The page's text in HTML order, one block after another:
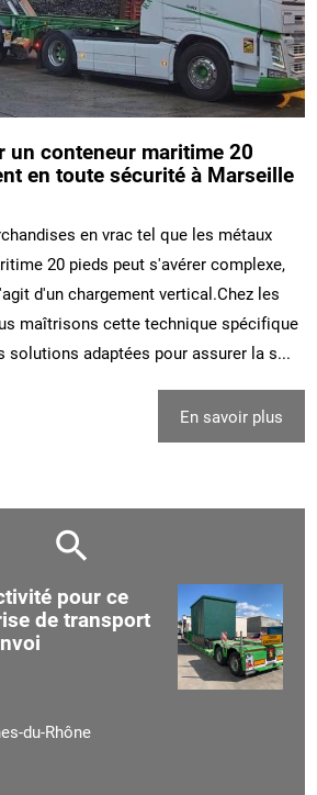
un conteneur maritime 20
en toute sécurité à Marseille
en vrac tel que les métaux
20 pieds peut s'avérer complexe,
d'un chargement vertical.Chez les
maîtrisons cette technique spécifique
solutions adaptées pour assurer la s...
En savoir plus
pour ce
de transport
du-Rhône